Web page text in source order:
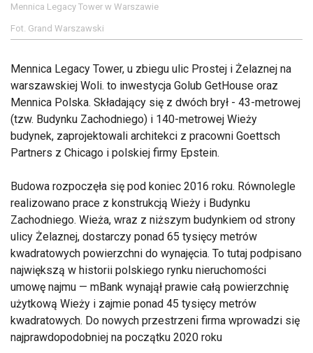
Mennica Legacy Tower w Warszawie
Fot. Grand Warszawski
Mennica Legacy Tower, u zbiegu ulic Prostej i Żelaznej na
warszawskiej Woli. to inwestycja Golub GetHouse oraz
Mennica Polska. Składający się z dwóch brył - 43-metrowej
(tzw. Budynku Zachodniego) i 140-metrowej Wieży
budynek, zaprojektowali architekci z pracowni Goettsch
Partners z Chicago i polskiej firmy Epstein.
Budowa rozpoczęła się pod koniec 2016 roku. Równolegle
realizowano prace z konstrukcją Wieży i Budynku
Zachodniego. Wieża, wraz z niższym budynkiem od strony
ulicy Żelaznej, dostarczy ponad 65 tysięcy metrów
kwadratowych powierzchni do wynajęcia. To tutaj podpisano
największą w historii polskiego rynku nieruchomości
umowę najmu — mBank wynajął prawie całą powierzchnię
użytkową Wieży i zajmie ponad 45 tysięcy metrów
kwadratowych. Do nowych przestrzeni firma wprowadzi się
najprawdopodobniej na początku 2020 roku